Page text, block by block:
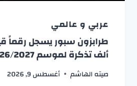
عربي و عالمي
ألف تذكرة لموسم 2026/2027
صيته الهاشم أغسطس 9, 2026